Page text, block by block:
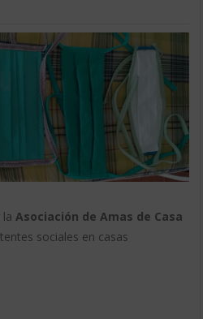
Asociación de Amas de Casa
sociales en casas